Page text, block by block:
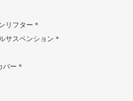
リフター＊
サスペンション＊
バー＊